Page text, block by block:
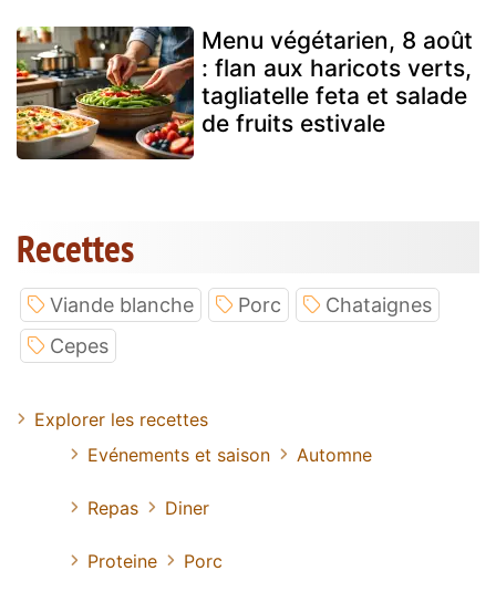
Menu végétarien, 8 août
: flan aux haricots verts,
tagliatelle feta et salade
de fruits estivale
Recettes
Viande blanche Porc
Chataignes
Cepes
Explorer les recettes
Evénements et saison
Automne
Repas Diner
Proteine Porc